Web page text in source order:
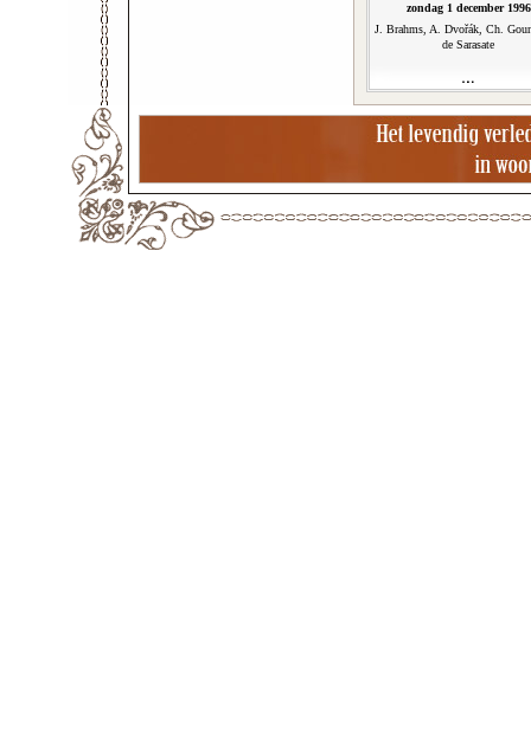
zondag 1 december 1996
J. Brahms, A. Dvořák, Ch.
de Sarasate